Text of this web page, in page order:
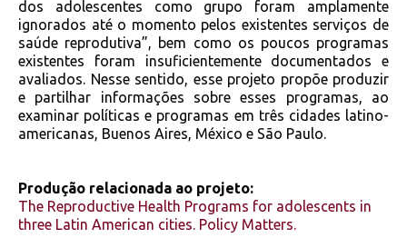
dos adolescentes como grupo foram amplamente
ignorados até o momento pelos existentes serviços de
saúde reprodutiva”, bem como os poucos programas
existentes foram insuficientemente documentados e
avaliados. Nesse sentido, esse projeto propõe produzir
e partilhar informações sobre esses programas, ao
examinar políticas e programas em três cidades latino-
americanas, Buenos Aires, México e São Paulo.
Produção relacionada ao projeto:
The Reproductive Health Programs for adolescents in
three Latin American cities. Policy Matters.